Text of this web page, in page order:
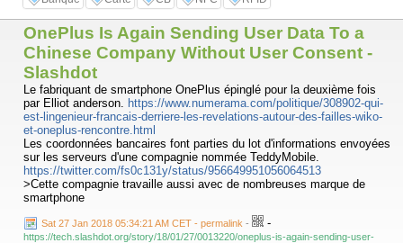
OnePlus Is Again Sending User Data To a
Chinese Company Without User Consent -
Slashdot
Le fabriquant de smartphone OnePlus épinglé pour la deuxième fois
par Elliot anderson. https://www.numerama.com/politique/308902-qui-
est-lingenieur-francais-derriere-les-revelations-autour-des-failles-wiko-
et-oneplus-rencontre.html
Les coordonnées bancaires font parties du lot d'informations envoyées
sur les serveurs d'une compagnie nommée TeddyMobile.
https://twitter.com/fs0c131y/status/956649951056064513
>Cette compagnie travaille aussi avec de nombreuses marque de
smartphone
Sat 27 Jan 2018 05:34:21 AM CET - permalink - -
https://tech.slashdot.org/story/18/01/27/0013220/oneplus-is-again-sending-user-